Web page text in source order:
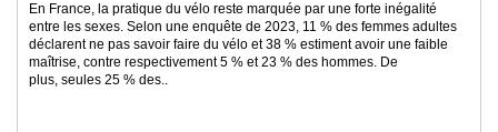
En France, la pratique du vélo reste marquée par une forte inégalité
entre les sexes. Selon une enquête de 2023, 11 % des femmes adultes
déclarent ne pas savoir faire du vélo et 38 % estiment avoir une faible
maîtrise, contre respectivement 5 % et 23 % des hommes. De
plus, seules 25 % des..